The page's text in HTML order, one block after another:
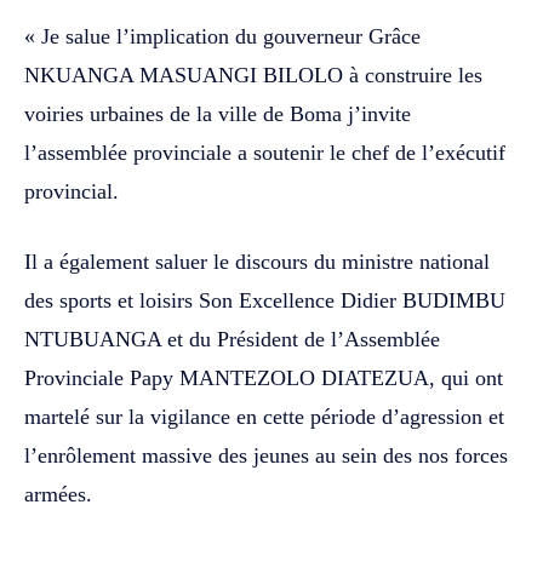
« Je salue l’implication du gouverneur Grâce
NKUANGA MASUANGI BILOLO à construire les
voiries urbaines de la ville de Boma j’invite
l’assemblée provinciale a soutenir le chef de l’exécutif
provincial.
Il a également saluer le discours du ministre national
des sports et loisirs Son Excellence Didier BUDIMBU
NTUBUANGA et du Président de l’Assemblée
Provinciale Papy MANTEZOLO DIATEZUA, qui ont
martelé sur la vigilance en cette période d’agression et
l’enrôlement massive des jeunes au sein des nos forces
armées.